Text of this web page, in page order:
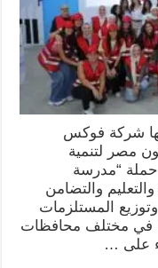
شركة فوكس
مصر لتنمية
حملة “مدرسة
والتضامن
المستلزمات
في مختلف محافظات
على …